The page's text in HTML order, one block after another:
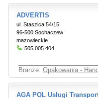
ADVERTIS
ul. Staszica 54/15
96-500 Sochaczew
mazowieckie
505 005 404
Branże: Opakowania -
AGA POL Usługi